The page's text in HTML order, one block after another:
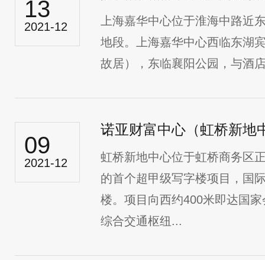
13
2021-12
上海嘉华中心位于淮海中路近
地段。上海嘉华中心西临东湖
故居），东临襄阳公园，与酒
09
2021-12
诺亚财富中心（虹桥新地
虹桥新地中心位于虹桥商务区
的首个超甲级写字楼项目，国
楼。项目向西约400米即达国
综合交通枢纽...